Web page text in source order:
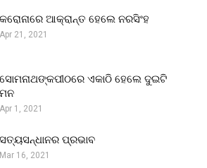
କରୋନାରେ ଆକ୍ରାନ୍ତ ହେଲେ ନରସିଂହ
Apr 21, 2021
ସୋମନାଥଙ୍କପୀଠରେ ଏକାଠି ହେଲେ ଦୁଇଟି
ମନ
Apr 1, 2021
ସତ୍ୟସନ୍ଧାନର ପ୍ରଭାବ
Mar 16, 2021